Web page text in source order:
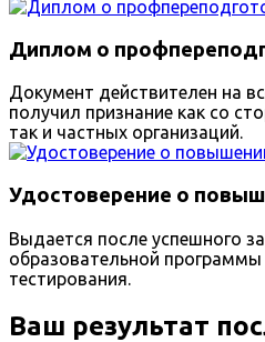
Диплом о
Документ действителен на
получил признание как со
так и частных организаций.
Удостоверение о
Выдается после успешного
образовательной
тестирования.
Ваш результат